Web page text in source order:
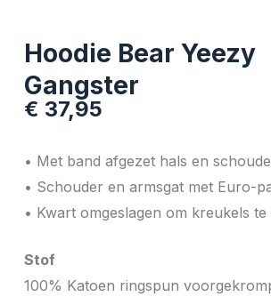
Hoodie Bear Yeezy
Gangster
€ 37,95
• Met band afgezet hals en
• Schouder en armsgat met Euro-
• Kwart omgeslagen om kreukels
Stof
100% Katoen ringspun